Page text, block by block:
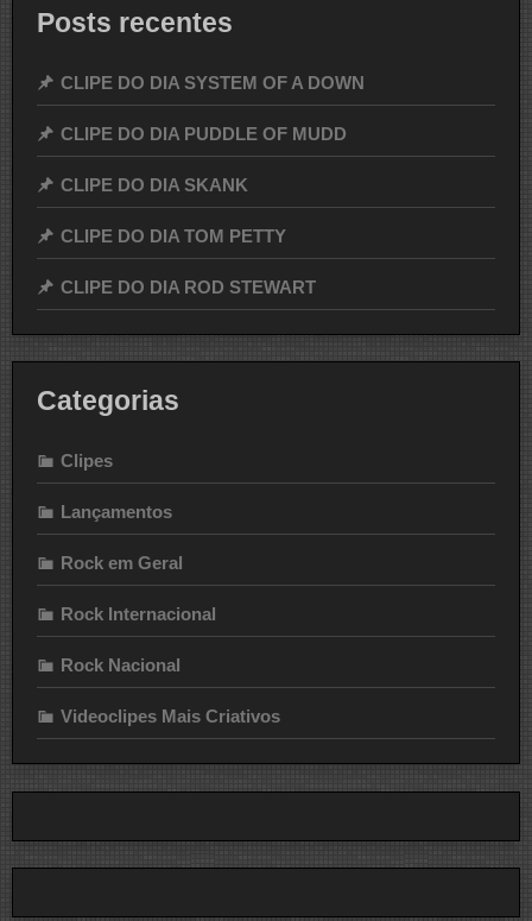
Posts recentes
CLIPE DO DIA SYSTEM OF A DOWN
CLIPE DO DIA PUDDLE OF MUDD
CLIPE DO DIA SKANK
CLIPE DO DIA TOM PETTY
CLIPE DO DIA ROD STEWART
Categorias
Clipes
Lançamentos
Rock em Geral
Rock Internacional
Rock Nacional
Videoclipes Mais Criativos